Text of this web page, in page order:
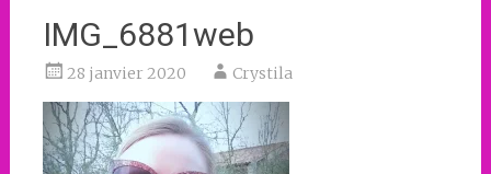
IMG_6881web
28 janvier 2020 Crystila